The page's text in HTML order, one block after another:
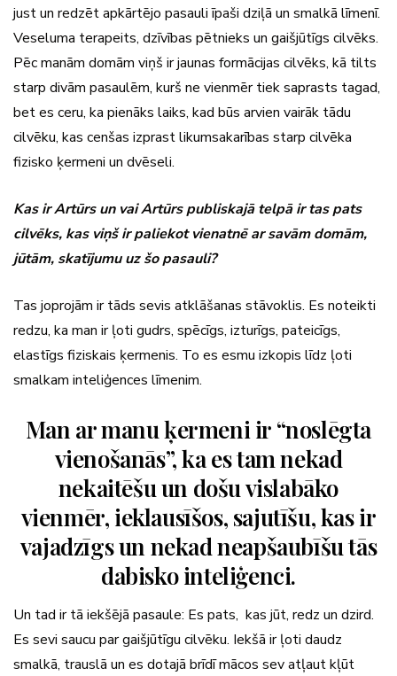
just un redzēt apkārtējo pasauli īpaši dziļā un smalkā līmenī.
Veseluma terapeits, dzīvības pētnieks un gaišjūtīgs cilvēks.
Pēc manām domām viņš ir jaunas formācijas cilvēks, kā tilts
starp divām pasaulēm, kurš ne vienmēr tiek saprasts tagad,
bet es ceru, ka pienāks laiks, kad būs arvien vairāk tādu
cilvēku, kas cenšas izprast likumsakarības starp cilvēka
fizisko ķermeni un dvēseli.
Kas ir Artūrs un vai Artūrs publiskajā telpā ir tas pats
cilvēks, kas viņš ir paliekot vienatnē ar savām domām,
jūtām, skatījumu uz šo pasauli?
Tas joprojām ir tāds sevis atklāšanas stāvoklis. Es noteikti
redzu, ka man ir ļoti gudrs, spēcīgs, izturīgs, pateicīgs,
elastīgs fiziskais ķermenis. To es esmu izkopis līdz ļoti
smalkam inteliģences līmenim.
Man ar manu ķermeni ir “noslēgta
vienošanās”, ka es tam nekad
nekaitēšu un došu vislabāko
vienmēr, ieklausīšos, sajutīšu, kas ir
vajadzīgs un nekad neapšaubīšu tās
dabisko inteliģenci.
Un tad ir tā iekšējā pasaule: Es pats, kas jūt, redz un dzird.
Es sevi saucu par gaišjūtīgu cilvēku. Iekšā ir ļoti daudz
smalkā, trauslā un es dotajā brīdī mācos sev atļaut kļūt